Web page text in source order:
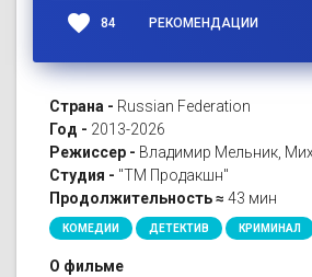
favorite 84 РЕКОМЕНДАЦИИ
Страна - Russian Federation
Год - 2013-2026
Режиссер - Владимир Мельник,
Студия - "ТМ Продакшн"
Продолжительность ≈ 43 мин
КОМЕДИИ ДЕТЕКТИВ КРИМИНАЛ
О фильме